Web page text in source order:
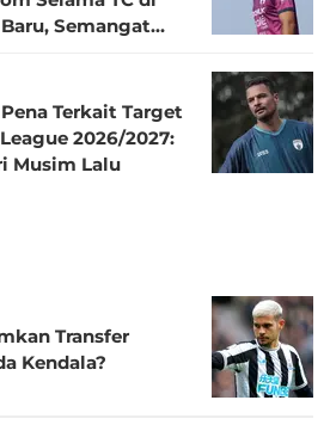
Semangat
Terkait Target
2026/2027:
Musim Lalu
Transfer
Kendala?